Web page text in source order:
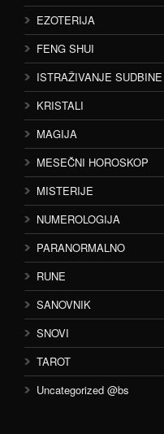
EZOTERIJA
FENG SHUI
ISTRAŽIVANJE SUDBINE
KRISTALI
MAGIJA
MESEČNI HOROSKOP
MISTERIJE
NUMEROLOGIJA
PARANORMALNO
RUNE
SANOVNIK
SNOVI
TAROT
Uncategorized @bs